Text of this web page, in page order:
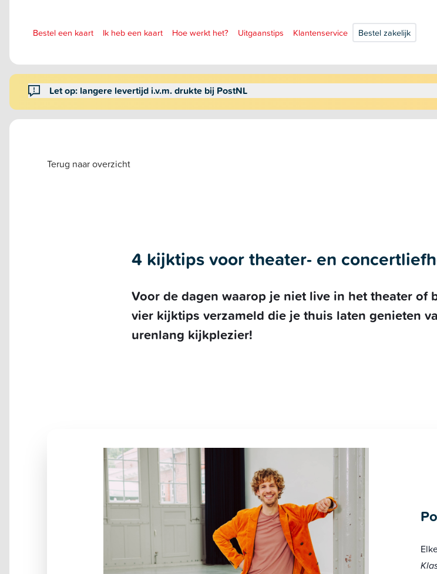
Bestel een kaart Ik heb een kaart Hoe werkt het? Uitgaanstips Klantenservice Bestel zakelijk
Let op: langere levertijd i.v.m. drukte bij PostNL
Terug naar overzicht
4 kijktips voor theater- en
Voor de dagen waarop je niet live in het theater of
vier kijktips verzameld die je thuis laten genieten
urenlang kijkplezier!